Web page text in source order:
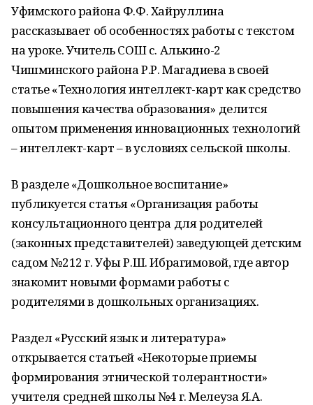
Уфимского района Ф.Ф. Хайруллина
рассказывает об особенностях работы с текстом
на уроке. Учитель СОШ с. Алькино-2
Чишминского района Р.Р. Магадиева в своей
статье «Технология интеллект-карт как средство
повышения качества образования» делится
опытом применения инновационных технологий
– интеллект-карт – в условиях сельской школы.
В разделе «Дошкольное воспитание»
публикуется статья «Организация работы
консультационного центра для родителей
(законных представителей) заведующей детским
садом №212 г. Уфы Р.Ш. Ибрагимовой, где автор
знакомит новыми формами работы с
родителями в дошкольных организациях.
Раздел «Русский язык и литература»
открывается статьей «Некоторые приемы
формирования этнической толерантности»
учителя средней школы №4 г. Мелеуза Я.А.